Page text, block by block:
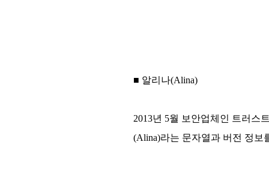
■ 알리나(Alina)
2013년 5월 보안업체인 트러스
(Alina)라는 문자열과 버전 정보